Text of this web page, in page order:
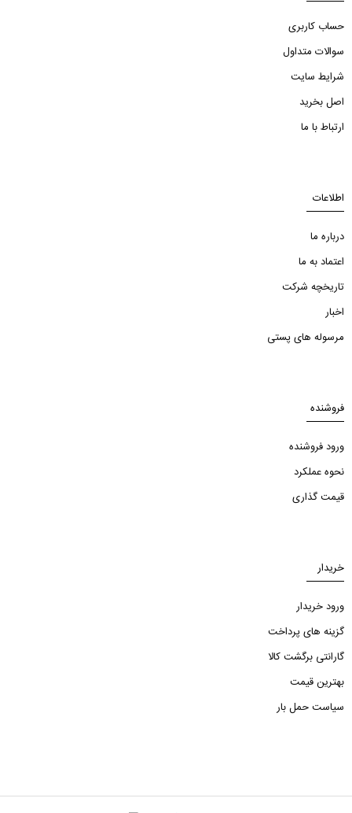
حساب کاربری
سوالات متداول
شرایط سایت
اصل بخرید
ارتباط با ما
اطلاعات
درباره ما
اعتماد به ما
تاریخچه شرکت
اخبار
مرسوله های پستی
فروشنده
ورود فروشنده
نحوه عملکرد
قیمت گذاری
خریدار
ورود خریدار
گزینه های پرداخت
گارانتی برگشت کالا
بهترین قیمت
سیاست حمل بار